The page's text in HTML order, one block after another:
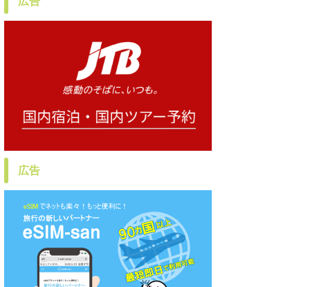
広告